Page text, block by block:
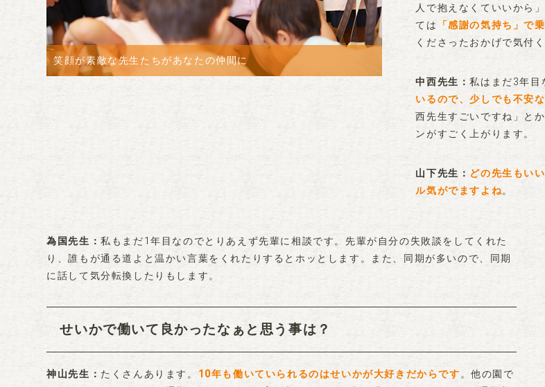
笑顔が素敵な先生たちがあなたの仲間に
人で抱えなくていいから
ては 「感謝の気持ち」で
くださったおかげで気付
中西先生 私はまだ3年目
いるので、少しでも不安
西先生すごいですね」と
ンがすごく上がります。
山下先生
どの先生もい
ル気がでますよね。
為国先生
私もまだ1年目なのでとりあえず先輩に相談です。先輩が自分の失敗談をしてくれた
り、誰もが通る道よと温かい言葉をくれたりするとホッとします。また、同期が多いので、同期
に話して気分転換したりもします。
せいかで働いて良かったなぁと思う事は？
神山先生 たくさんあります。 10年も働いていられるのはせいかが大好きだからです。他の園で